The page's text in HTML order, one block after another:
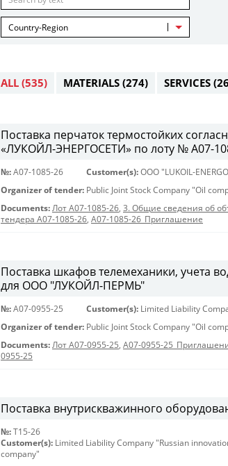
Country-Region
ALL (535) MATERIALS (274) SERVICES
Поставка перчаток термостойких
«ЛУКОЙЛ-ЭНЕРГОСЕТИ» по лоту № A07-
№: A07-1085-26 Customer(s): OOO "LUKOIL-
Organizer of tender: Public Joint Stock Company "Oil
Documents: Лот A07-1085-26, 3. Общие сведения об
тендера A07-1085-26, A07-1085-26_Приглашение
Поставка шкафов телемеханики, учета
для ООО "ЛУКОЙЛ-ПЕРМЬ"
№: A07-0955-25 Customer(s): Limited Liability
Organizer of tender: Public Joint Stock Company "Oil
Documents: Лот A07-0955-25, A07-0955-
0955-25
Поставка внутрискважинного
№: Т15-26
Customer(s): Limited Liability Company "Russian
company"